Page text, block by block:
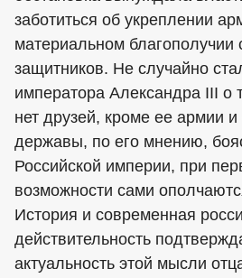
заботиться об укреплении
материальном
защитников. Не случайно
императора Александра III о
нет друзей, кроме ее армии
державы, по его мнению,
Российской империи, при
возможности сами
История и современная
действительность
актуальность этой мысли